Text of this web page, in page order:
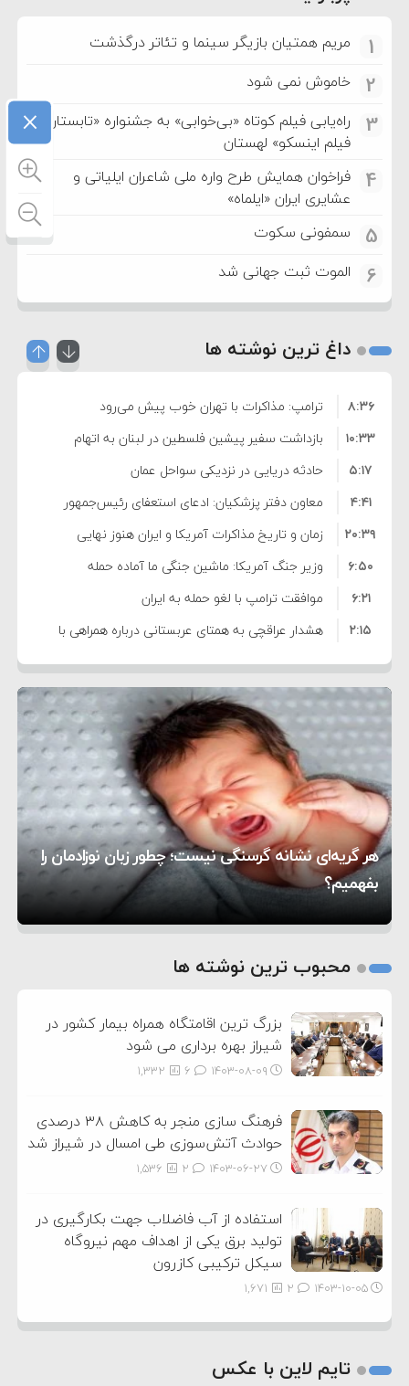
1 مریم همتیان بازیگر سینما و تئاتر درگذشت
2 خاموش نمی شود
3
راه‌یابی فیلم کوتاه «بی‌خوابی» به جشنواره «تابستان
فیلم اینسکو» لهستان
4
فراخوان همایش طرح واره ملی شاعران ایلیاتی و
عشایری ایران «ایلماه»
5 سمفونی سکوت
6 الموت ثبت جهانی شد
داغ ترین نوشته ها
ترامپ: مذاکرات با تهران خوب پیش می‌رود
۸:۳۶
بازداشت سفیر پیشین فلسطین در لبنان به اتهام
فساد و اختلاس اموال
۱۰:۳۳
حادثه دریایی در نزدیکی سواحل عمان
۵:۱۷
معاون دفتر پزشکیان: ادعای استعفای رئیس‌جمهور
واهی و کذب محض است
۴:۴۱
زمان و تاریخ مذاکرات آمریکا و ایران هنوز نهایی
نشده است
۲۰:۳۹
وزیر جنگ آمریکا: ماشین جنگی ما آماده حمله
نظامی علیه ایران است
۶:۵۰
موافقت ترامپ با لغو حمله به ایران
۶:۲۱
هشدار عراقچی به همتای عربستانی درباره همراهی با
آمریکا
۲:۱۵
مقام ارشد امنیتی: برنامه گسترده‌ای برای پاسخ به
دیوانگی آمریکا داریم
۷:۱۰
ترامپ دستور حملات جدید علیه ایران را صادر کرد
۵:۴۵
سپاه: دو نفتکش متخلف مورد اصابت قرار گرفته و
متوقف شدند
۱۲:۵۹
ترامپ مدعی توافق تاریخی برای خلع سلاح کامل
حماس شد
۸:۵۷
اعتراض عراقچی به همتای بلغارستانی به دلیل کمک
به آمریکا در حملات به ایران
۱۶:۱۹
کشورهایی که به متجاوزان کمک می کنند پاسخ
سختی خواهند گرفت
۱۰:۱۵
سنتکام پایان تجاوز جدید به ایران را اعلام کرد
۶:۰۵
هر گریه‌ای نشانه گرسنگی نیست؛ چطور زبان نوزادمان را
بفهمیم؟
تغذیه پدر می‌تواند بر سلامت نوزاد تأثیر بگذارد
روی دیگر زندگی
2
محبوب ترین نوشته ها
بزرگ ترین اقامتگاه همراه بیمار کشور در
شیراز بهره برداری می شود
۱۴۰۳-۰۸-۰۹ 1,332
فرهنگ سازی منجر به کاهش ۳۸ درصدی
حوادث آتش‌سوزی طی امسال در شیراز شد
۱۴۰۳-۰۶-۲۷ 1,536
استفاده از آب فاضلاب جهت بکارگیری در
تولید برق یکی از اهداف مهم نیروگاه
سیکل ترکیبی کازرون
۱۴۰۳-۱۰-۰۵ 1,671
تایم لاین با عکس
×